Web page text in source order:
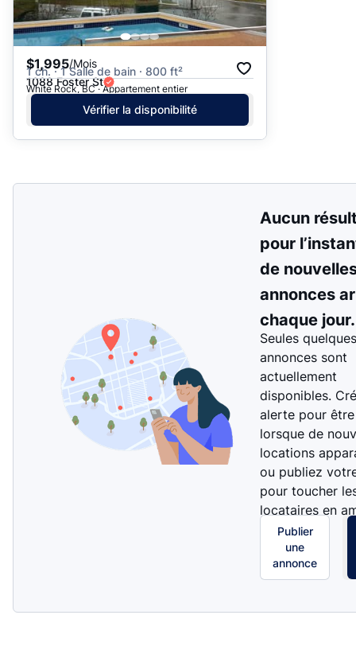
$1,995/Mois
1 ch. · 1 Salle de bain · 800 ft²
1088 Foster St
White Rock, BC · Appartement entier
Vérifier la disponibilité
Aucun
pour
de
annonces
chaque jour.
Seules quelques
annonces sont
actuellement
disponibles.
alerte pour
lorsque de
locations
ou publiez
pour toucher
locataires en
Publier
une
annonce